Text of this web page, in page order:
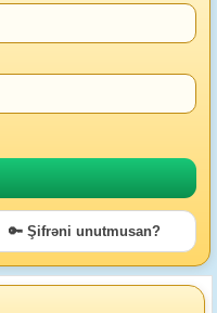
🔑 Şifrəni unutmusan?